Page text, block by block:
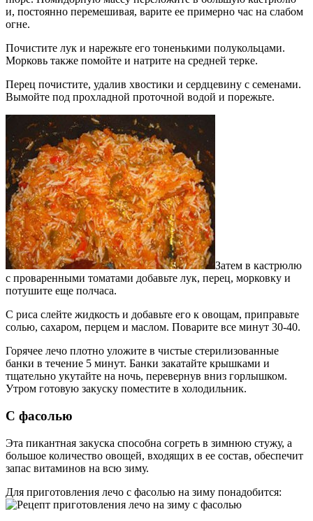
и, постоянно перемешивая, варите ее примерно час на слабом
огне.
Почистите лук и нарежьте его тоненькими полукольцами.
Морковь также помойте и натрите на средней терке.
Перец почистите, удалив хвостики и сердцевину с семенами.
Вымойте под прохладной проточной водой и порежьте.
Затем в кастрюлю
с проваренными томатами добавьте лук, перец, морковку и
потушите еще полчаса.
С риса слейте жидкость и добавьте его к овощам, приправьте
солью, сахаром, перцем и маслом. Поварите все минут 30-40.
Горячее лечо плотно уложите в чистые стерилизованные
банки в течение 5 минут. Банки закатайте крышками и
тщательно укутайте на ночь, перевернув вниз горлышком.
Утром готовую закуску поместите в холодильник.
С фасолью
Эта пикантная закуска способна согреть в зимнюю стужу, а
большое количество овощей, входящих в ее состав, обеспечит
запас витаминов на всю зиму.
Для приготовления лечо с фасолью на зиму понадобится: